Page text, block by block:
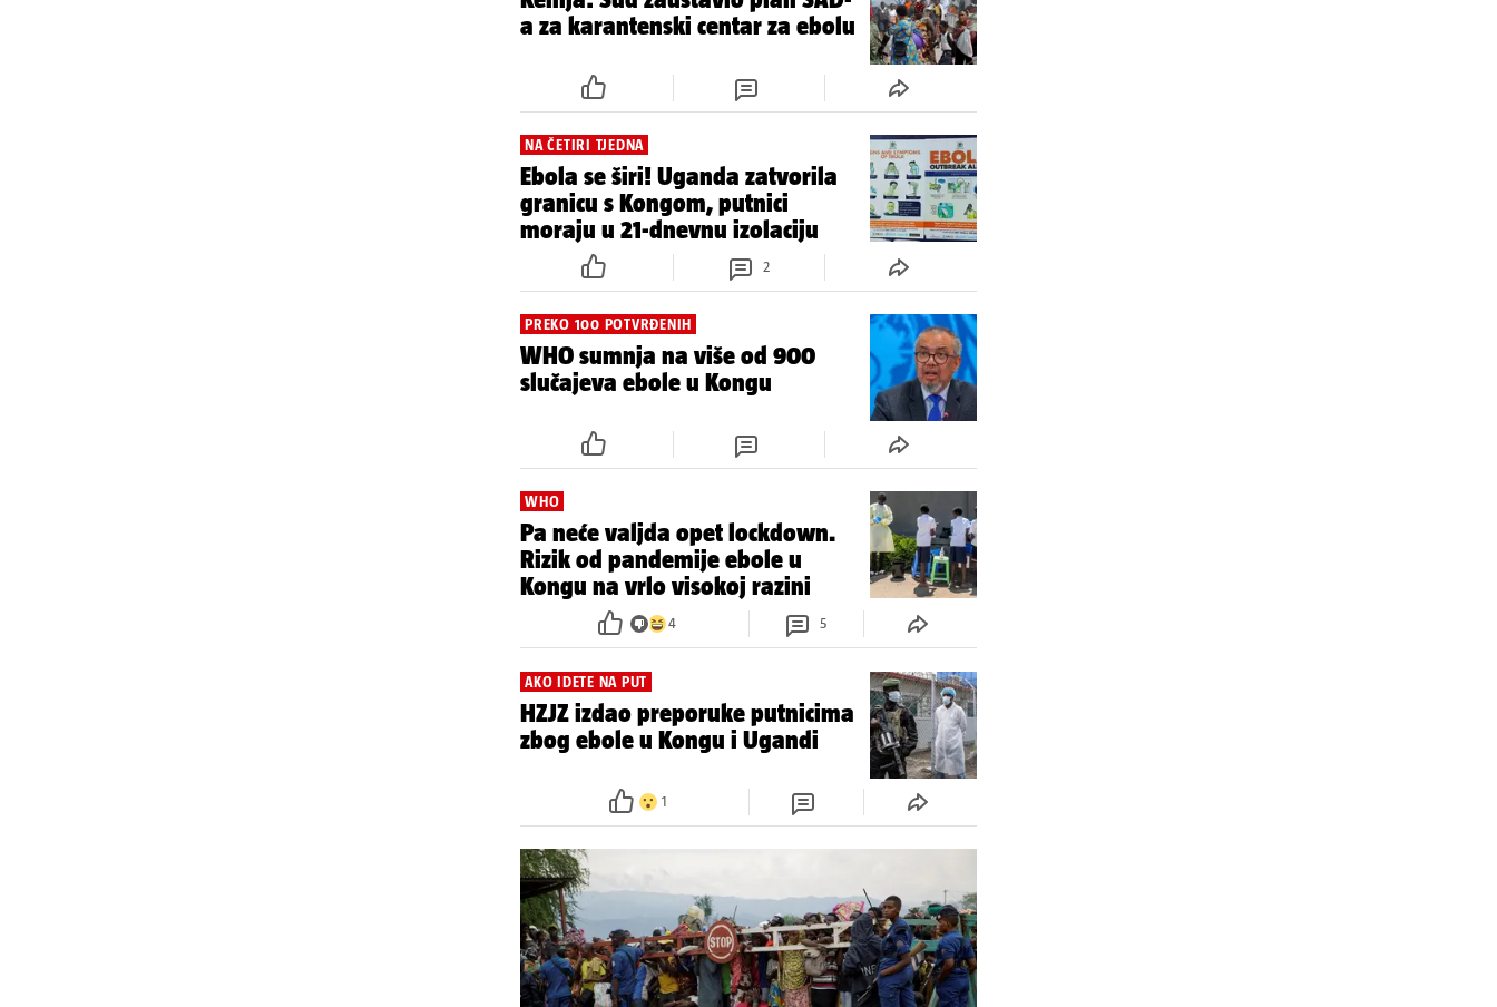
WHO: U Kongu 900 slučajeva
'PRAVO NA ŽIVOT'
Kenija: Sud zaustavio plan SAD-
Ebola se širi! Uganda zatvorila
moraju u 21-dnevnu izolaciju
2
PREKO 100 POTVRĐENIH
WHO sumnja na više od 900
Pa neće valjda opet lockdown.
Kongu na vrlo visokoj razini
5
AKO IDETE NA PUT
HZJZ izdao preporuke putnicima